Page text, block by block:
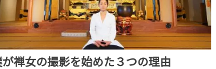
が禅女の撮影を始めた３つの理由